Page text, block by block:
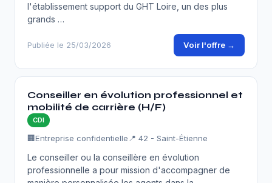
l'établissement support du GHT Loire, un des plus
grands …
Publiée le 25/03/2026 Voir l'offre →
Conseiller en évolution professionnel et
mobilité de carrière (H/F)
CDI
🏢Entreprise confidentielle 📍 42 - Saint-Étienne
Le conseiller ou la conseillère en évolution
professionnelle a pour mission d'accompagner de